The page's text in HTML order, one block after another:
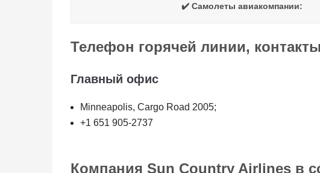
✔️ Самолеты авиакомпании:
Телефон горячей линии,
Главный офис
Minneapolis, Cargo Road 2005;
+1 651 905-2737
Компания Sun Country Airlines в